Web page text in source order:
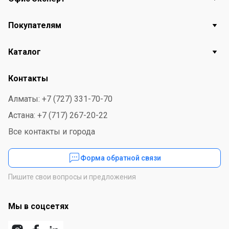
Покупателям
Каталог
Контакты
Алматы: +7 (727) 331-70-70
Астана: +7 (717) 267-20-22
Все контакты и города
Форма обратной связи
Пишите свои вопросы и предложения
Мы в соцсетях